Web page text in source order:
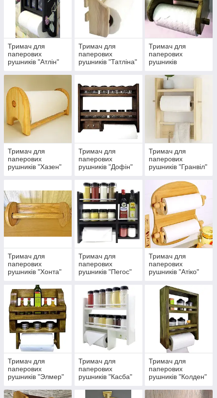
Тримач для
паперових
рушників "Атлін"
Тримач для
паперових
рушників "Татліна"
Тримач для
паперових
рушників
Тримач для
паперових
рушників "Хазен"
Тримач для
паперових
рушників "Дофін"
Тримач для
паперових
рушників "Гранвіл"
Тримач для
паперових
рушників "Хонта"
Тримач для
паперових
рушників "Пегос"
Тримач для
паперових
рушників "Атіко"
Тримач для
паперових
рушників "Элмер"
Тримач для
паперових
рушників "Касба"
Тримач для
паперових
рушників "Колден"